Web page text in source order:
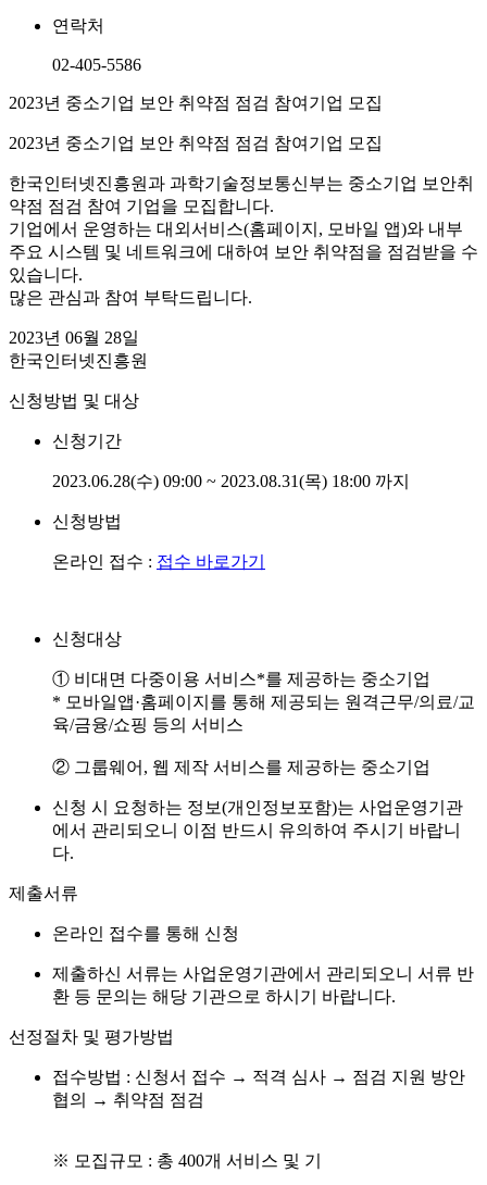
연락처
02-405-5586
2023년 중소기업 보안 취약점 점검 참여기업 모집
2023년 중소기업 보안 취약점 점검 참여기업 모집
한국인터넷진흥원과 과학기술정보통신부는 중소기업 보안취
약점 점검 참여 기업을 모집합니다.
기업에서 운영하는 대외서비스(홈페이지, 모바일 앱)와 내부
주요 시스템 및 네트워크에 대하여 보안 취약점을 점검받을 수
있습니다.
많은 관심과 참여 부탁드립니다.
2023년 06월 28일
한국인터넷진흥원
신청방법 및 대상
신청기간
2023.06.28(수) 09:00 ~ 2023.08.31(목) 18:00 까지
신청방법
온라인 접수 : 접수 바로가기
신청대상
① 비대면 다중이용 서비스*를 제공하는 중소기업
* 모바일앱·홈페이지를 통해 제공되는 원격근무/의료/교
육/금융/쇼핑 등의 서비스
② 그룹웨어, 웹 제작 서비스를 제공하는 중소기업
신청 시 요청하는 정보(개인정보포함)는 사업운영기관
에서 관리되오니 이점 반드시 유의하여 주시기 바랍니
다.
제출서류
온라인 접수를 통해 신청
제출하신 서류는 사업운영기관에서 관리되오니 서류 반
환 등 문의는 해당 기관으로 하시기 바랍니다.
선정절차 및 평가방법
접수방법 : 신청서 접수 → 적격 심사 → 점검 지원 방안
협의 → 취약점 점검
※ 모집규모 : 총 400개 서비스 및 기